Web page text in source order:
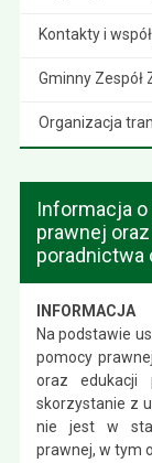
Kontakty i
Gminny
Organizacja
Informacja
prawnej
poradnictwa
INFORMACJA
Na podstawie
pomocy
oraz
skorzystanie z
nie jest w
prawnej, w tym